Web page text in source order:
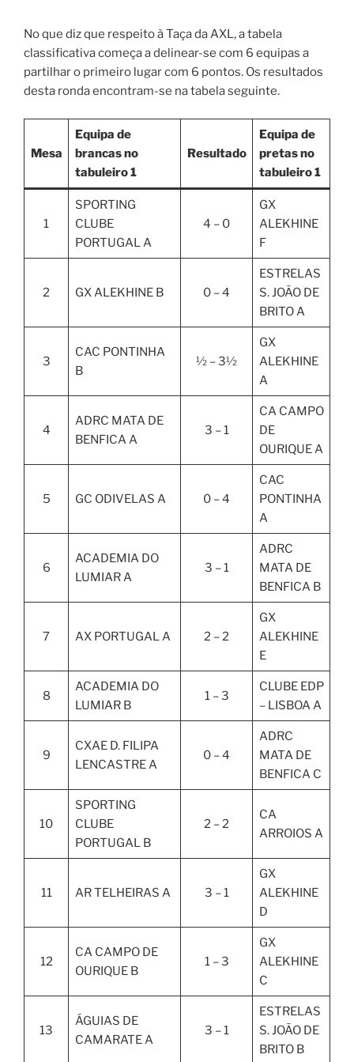
No que diz que respeito à Taça da AXL, a tabela
classificativa começa a delinear-se com 6 equipas a
partilhar o primeiro lugar com 6 pontos. Os resultados
desta ronda encontram-se na tabela seguinte.
Mesa
Equipa de
brancas no
tabuleiro 1
Resultado
Equipa de
pretas no
tabuleiro 1
1
SPORTING
CLUBE
PORTUGAL A
4 – 0
GX
ALEKHINE
F
2 GX ALEKHINE B 0 – 4
ESTRELAS
S. JOÃO DE
BRITO A
3
CAC PONTINHA
B
½ – 3½
GX
ALEKHINE
A
4
ADRC MATA DE
BENFICA A
3 – 1
CA CAMPO
DE
OURIQUE A
5 GC ODIVELAS A 0 – 4
CAC
PONTINHA
A
6
ACADEMIA DO
LUMIAR A
3 – 1
ADRC
MATA DE
BENFICA B
7 AX PORTUGAL A 2 – 2
GX
ALEKHINE
E
8
ACADEMIA DO
LUMIAR B
1 – 3
CLUBE EDP
– LISBOA A
9
CXAE D. FILIPA
LENCASTRE A
0 – 4
ADRC
MATA DE
BENFICA C
10
SPORTING
CLUBE
PORTUGAL B
2 – 2
CA
ARROIOS A
11 AR TELHEIRAS A 3 – 1
GX
ALEKHINE
D
12
CA CAMPO DE
OURIQUE B
1 – 3
GX
ALEKHINE
C
13
ÁGUIAS DE
CAMARATE A
3 – 1
ESTRELAS
S. JOÃO DE
BRITO B